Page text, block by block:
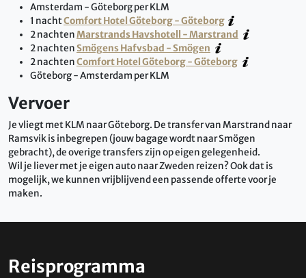
Amsterdam - Göteborg per KLM
1 nachtComfort Hotel Göteborg - Göteborg
2 nachtenMarstrands Havshotell - Marstrand
2 nachtenSmögens Hafvsbad - Smögen
2 nachtenComfort Hotel Göteborg - Göteborg
Göteborg - Amsterdam per KLM
Vervoer
Je vliegt met KLM naar Göteborg. De transfer van Marstrand naar
Ramsvik is inbegrepen (jouw bagage wordt naar Smögen
gebracht), de overige transfers zijn op eigen gelegenheid.
Wil je liever met je eigen auto naar Zweden reizen? Ook dat is
mogelijk, we kunnen vrijblijvend een passende offerte voor je
maken.
Reisprogramma